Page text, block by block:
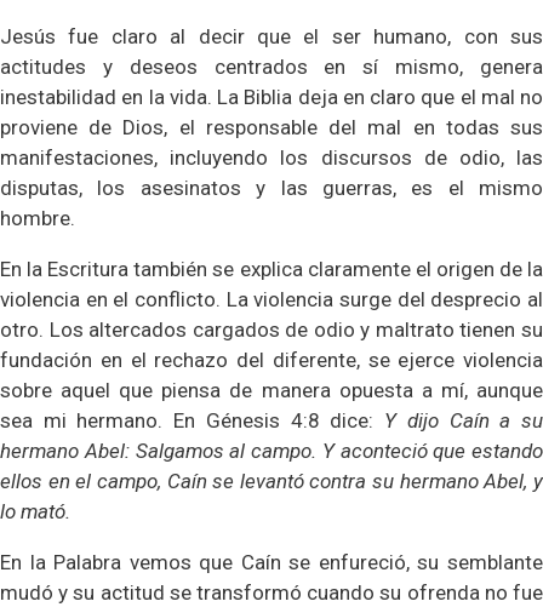
Jesús fue claro al decir que el ser humano, con sus
actitudes y deseos centrados en sí mismo, genera
inestabilidad en la vida. La Biblia deja en claro que el mal no
proviene de Dios, el responsable del mal en todas sus
manifestaciones, incluyendo los discursos de odio, las
disputas, los asesinatos y las guerras, es el mismo
hombre.
En la Escritura también se explica claramente el origen de la
violencia en el conflicto. La violencia surge del desprecio al
otro. Los altercados cargados de odio y maltrato tienen su
fundación en el rechazo del diferente, se ejerce violencia
sobre aquel que piensa de manera opuesta a mí, aunque
sea mi hermano. En Génesis 4:8 dice: Y dijo Caín a su
hermano Abel: Salgamos al campo. Y aconteció que estando
ellos en el campo, Caín se levantó contra su hermano Abel, y
lo mató.
En la Palabra vemos que Caín se enfureció, su semblante
mudó y su actitud se transformó cuando su ofrenda no fue